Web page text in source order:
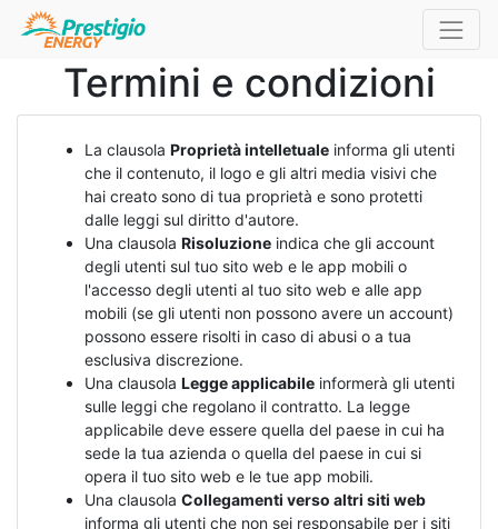
Termini e condizioni
La clausola Proprietà intelletuale informa gli utenti
che il contenuto, il logo e gli altri media visivi che
hai creato sono di tua proprietà e sono protetti
dalle leggi sul diritto d'autore.
Una clausola Risoluzione indica che gli account
degli utenti sul tuo sito web e le app mobili o
l'accesso degli utenti al tuo sito web e alle app
mobili (se gli utenti non possono avere un account)
possono essere risolti in caso di abusi o a tua
esclusiva discrezione.
Una clausola Legge applicabile informerà gli utenti
sulle leggi che regolano il contratto. La legge
applicabile deve essere quella del paese in cui ha
sede la tua azienda o quella del paese in cui si
opera il tuo sito web e le tue app mobili.
Una clausola Collegamenti verso altri siti web
informa gli utenti che non sei responsabile per i siti